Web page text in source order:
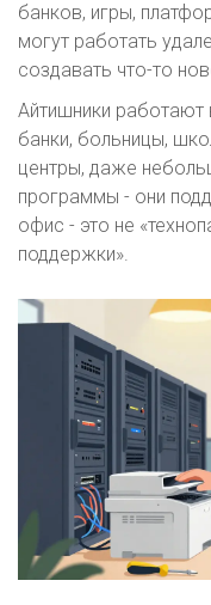
банков, игры,
могут работать
создавать что-то
Айтишники работают
банки, больницы,
центры, даже
программы - они
офис - это не
поддержки».